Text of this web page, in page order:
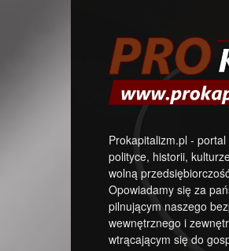
Prokapitalizm.pl -
polityce, historii,
wolną
Opowiadamy się za
pilnującym naszego
wewnętrznego i
wtrącającym się do